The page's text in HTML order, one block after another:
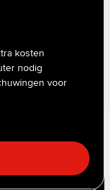
kosten
nodig
voor